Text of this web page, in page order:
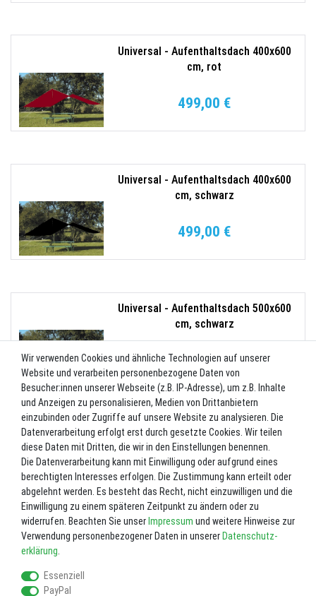
Universal - Aufenthaltsdach 400x600
cm, rot
499,00 €
Universal - Aufenthaltsdach 400x600
cm, schwarz
499,00 €
Universal - Aufenthaltsdach 500x600
cm, schwarz
5%
560,50 €
Universal - Aufenthaltsdach 500x600
cm, weiß
UVP 569,00 € 5%
540,55 €
Wir verwenden Cookies und ähnliche Technologien auf unserer
Website und verarbeiten personenbezogene Daten von
Besucher:innen unserer Webseite (z.B. IP-Adresse), um z.B. Inhalte
und Anzeigen zu personalisieren, Medien von Drittanbietern
einzubinden oder Zugriffe auf unsere Website zu analysieren. Die
Datenverarbeitung erfolgt erst durch gesetzte Cookies. Wir teilen
diese Daten mit Dritten, die wir in den Einstellungen benennen.
Die Datenverarbeitung kann mit Einwilligung oder aufgrund eines
berechtigten Interesses erfolgen. Die Zustimmung kann erteilt oder
abgelehnt werden. Es besteht das Recht, nicht einzuwilligen und die
Einwilligung zu einem späteren Zeitpunkt zu ändern oder zu
widerrufen. Beachten Sie unser Impressum und weitere Hinweise zur
Verwendung personenbezogener Daten in unserer Daten­schutz­
erklärung
Essenziell
PayPal